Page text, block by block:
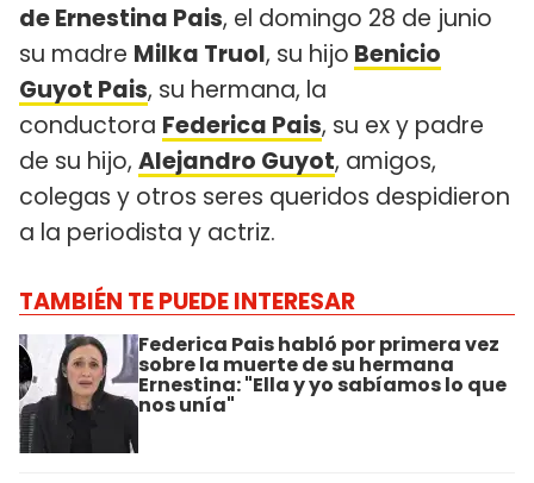
de Ernestina Pais, el domingo 28 de junio
su madre Milka Truol, su hijo Benicio
Guyot Pais, su hermana, la
conductora Federica Pais, su ex y padre
de su hijo, Alejandro Guyot, amigos,
colegas y otros seres queridos despidieron
a la periodista y actriz.
TAMBIÉN TE PUEDE INTERESAR
Federica Pais habló por primera vez
sobre la muerte de su hermana
Ernestina: "Ella y yo sabíamos lo que
nos unía"